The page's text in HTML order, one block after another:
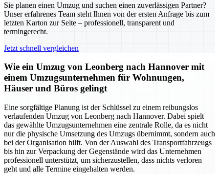
Sie planen einen Umzug und suchen einen zuverlässigen Partner?
Unser erfahrenes Team steht Ihnen von der ersten Anfrage bis zum
letzten Karton zur Seite – professionell, transparent und
termingerecht.
Jetzt schnell vergleichen
Wie ein Umzug von Leonberg nach Hannover mit
einem Umzugsunternehmen für Wohnungen,
Häuser und Büros gelingt
Eine sorgfältige Planung ist der Schlüssel zu einem reibungslos
verlaufenden Umzug von Leonberg nach Hannover. Dabei spielt
das gewählte Umzugsunternehmen eine zentrale Rolle, da es nicht
nur die physische Umsetzung des Umzugs übernimmt, sondern auch
bei der Organisation hilft. Von der Auswahl des Transportfahrzeugs
bis hin zur Verpackung der Gegenstände wird das Unternehmen
professionell unterstützt, um sicherzustellen, dass nichts verloren
geht und alle Termine eingehalten werden.